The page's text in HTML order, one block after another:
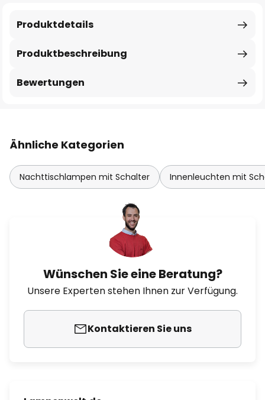
Produktbeschreibung
Produktdetails
Bewertungen
Ähnliche Kategorien
Nachttischlampen mit Schalter Innenleuchten mit
Wünschen Sie eine Beratung?
Unsere Experten stehen Ihnen zur Verfügung.
Kontaktieren Sie uns